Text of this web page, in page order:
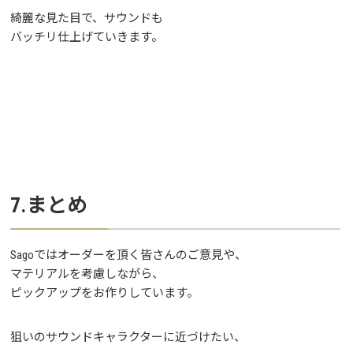
綺麗な見た目で、サウンドも
バッチリ仕上げていきます。
7.まとめ
Sagoではオーダーを頂く皆さんのご意見や、
マテリアルを考慮しながら、
ピックアップをお作りしています。
狙いのサウンドキャラクターに近づけたい、